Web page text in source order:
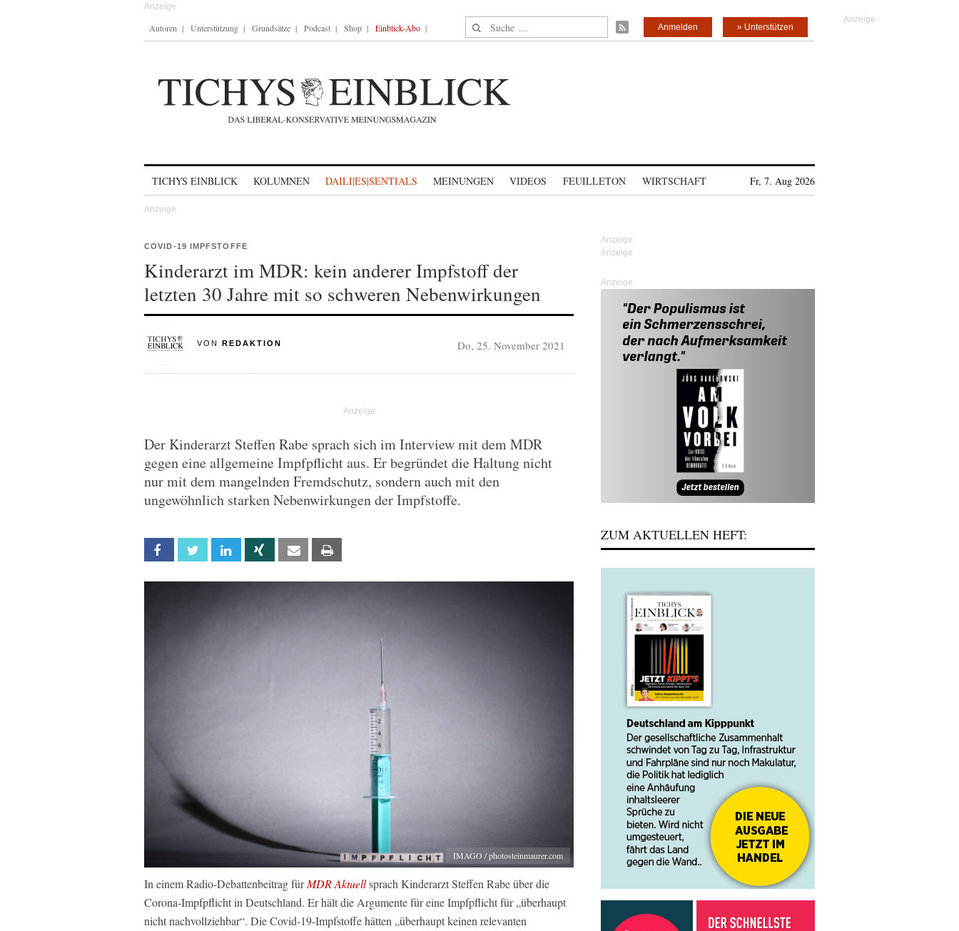
Autoren Unterstützung Grundsätze Podcast Shop Einblick-Abo Suche nach: » Unterstützen
Anmelden
TICHYS EINBLICK KOLUMNEN DAILI|ES|SENTIALS MEINUNGEN VIDEOS FEUILLETON WIRTSCHAFT Fr, 7. Aug 2026
COVID-19 IMPFSTOFFE
Kinderarzt im MDR: kein anderer Impfstoff der
letzten 30 Jahre mit so schweren Nebenwirkungen
VON REDAKTION Do, 25. November 2021
Der Kinderarzt Steffen Rabe sprach sich im Interview mit dem MDR
gegen eine allgemeine Impfpflicht aus. Er begründet die Haltung nicht
nur mit dem mangelnden Fremdschutz, sondern auch mit den
ungewöhnlich starken Nebenwirkungen der Impfstoffe.
Facebook Twitter Linkedin Xing Email
IMAGO / photosteinmaurer.com
In einem Radio-Debattenbeitrag fürMDR Aktuellsprach Kinderarzt Steffen Rabe über die
Corona-Impfpflicht in Deutschland. Er hält die Argumente für eine Impfpflicht für „überhaupt
nicht nachvollziehbar“. Die Covid-19-Impfstoffe hätten „überhaupt keinen relevanten
Anzeige
ZUM AKTUELLEN HEFT: